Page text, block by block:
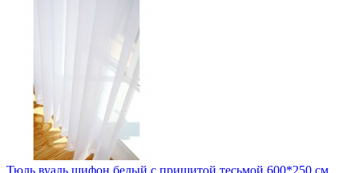
Тюль вуаль шифон белый с пришитой тесьмой 600*250 см